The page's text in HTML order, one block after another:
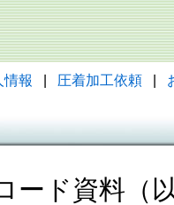
情報 圧着加工依頼
ード資料（